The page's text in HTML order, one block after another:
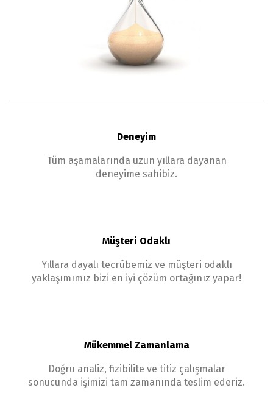
Deneyim
Tüm aşamalarında uzun yıllara dayanan
deneyime sahibiz.
Müşteri Odaklı
Yıllara dayalı tecrübemiz ve müşteri odaklı
yaklaşımımız bizi en iyi çözüm ortağınız yapar!
Mükemmel Zamanlama
Doğru analiz, fizibilite ve titiz çalışmalar
sonucunda işimizi tam zamanında teslim ederiz.